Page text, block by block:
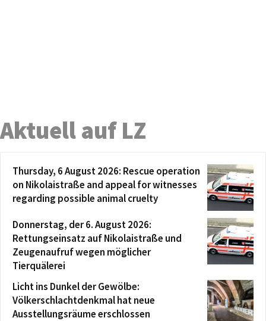
Aktuell auf LZ
Thursday, 6 August 2026: Rescue operation
on Nikolaistraße and appeal for witnesses
regarding possible animal cruelty
Donnerstag, der 6. August 2026:
Rettungseinsatz auf Nikolaistraße und
Zeugenaufruf wegen möglicher
Tierquälerei
Licht ins Dunkel der Gewölbe:
Völkerschlachtdenkmal hat neue
Ausstellungsräume erschlossen